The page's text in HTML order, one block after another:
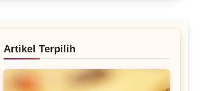
Artikel Terpilih